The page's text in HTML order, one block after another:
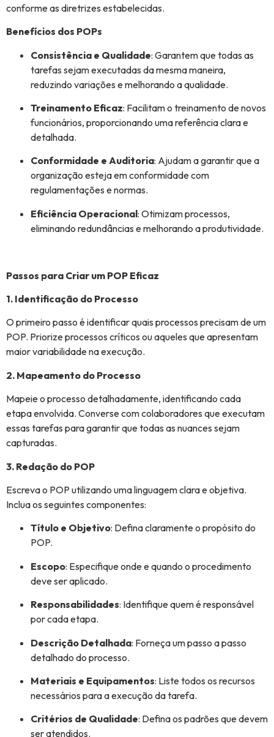
conforme as diretrizes estabelecidas.
Benefícios dos POPs
Consistência e Qualidade: Garantem que todas as
tarefas sejam executadas da mesma maneira,
reduzindo variações e melhorando a qualidade.
Treinamento Eficaz: Facilitam o treinamento de novos
funcionários, proporcionando uma referência clara e
detalhada.
Conformidade e Auditoria: Ajudam a garantir que a
organização esteja em conformidade com
regulamentações e normas.
Eficiência Operacional: Otimizam processos,
eliminando redundâncias e melhorando a produtividade.
Passos para Criar um POP Eficaz
1. Identificação do Processo
O primeiro passo é identificar quais processos precisam de um
POP. Priorize processos críticos ou aqueles que apresentam
maior variabilidade na execução.
2. Mapeamento do Processo
Mapeie o processo detalhadamente, identificando cada
etapa envolvida. Converse com colaboradores que executam
essas tarefas para garantir que todas as nuances sejam
capturadas.
3. Redação do POP
Escreva o POP utilizando uma linguagem clara e objetiva.
Inclua os seguintes componentes:
Título e Objetivo: Defina claramente o propósito do
POP.
Escopo: Especifique onde e quando o procedimento
deve ser aplicado.
Responsabilidades: Identifique quem é responsável
por cada etapa.
Descrição Detalhada: Forneça um passo a passo
detalhado do processo.
Materiais e Equipamentos: Liste todos os recursos
necessários para a execução da tarefa.
Critérios de Qualidade: Defina os padrões que devem
ser atendidos.